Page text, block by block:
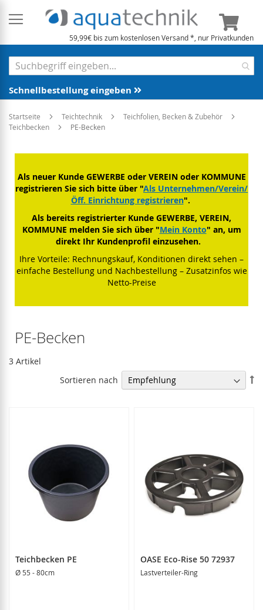
59,99€ bis zum kostenlosen Versand *, nur Privatkunden
Mein
Schnellbestellung eingeben
Startseite Teichtechnik
Teichfolien, Becken & Zubehör
Teichbecken
PE-Becken
Als neuer Kunde GEWERBE oder VEREIN oder KOMMUNE
registrieren Sie sich bitte über "Als Unternehmen/Verein/
Öff. Einrichtung registrieren".
Als bereits registrierter Kunde GEWERBE, VEREIN,
KOMMUNE melden Sie sich über "Mein Konto" an, um
direkt Ihr Kundenprofil einzusehen.
Ihre Vorteile: Rechnungskauf, Konditionen direkt sehen –
einfache Bestellung und Nachbestellung – Zusatzinfos wie
Netto-Preise
PE-Becken
3 Artikel
Sortieren nach
In
Teichbecken PE
Ø 55 - 80cm
OASE Eco-Rise 50 72937
Lastverteiler-Ring